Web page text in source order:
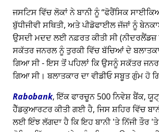
ਜਸਟਿਸ ਵਿੱਚ ਲੋਕਾਂ ਨੇ ਬਾਨੀ ਨੂੰ ਫੋਰੈਂਸਿਕ
ਬੁੱਧੀਜੀਵੀ ਸਥਿਤੀ, ਅਤੇ ਪੀਡੋਫਾਈਲ ਜੱਜਾਂ ਨੂੰ
ਉਸਦੀ ਮਦਦ ਲਈ ਨਫ਼ਰਤ ਕੀਤੀ ਸੀ (ਨੀਦਰਲੈਂਡਜ਼
ਸਕੱਤਰ ਜਨਰਲ ਨੂੰ ਤੁਰਕੀ ਵਿੱਚ ਬੱਚਿਆਂ ਦੇ
ਗਿਆ ਸੀ - ਇਸ ਤੋਂ ਪਹਿਲਾਂ ਕਿ ਉਸਨੂੰ ਸਕੱਤਰ
ਗਿਆ ਸੀ। ਬਲਾਤਕਾਰ ਦਾ ਵੀਡੀਓ ਸਬੂਤ ਗੁੰਮ ਹੋ
Rabobank, ਇੱਕ ਫਾਰਚੂਨ 500 ਨਿਵੇਸ਼ ਬੈਂਕ,
ਹੈੱਡਕੁਆਰਟਰ ਕੀਤੀ ਗਈ ਹੈ, ਜਿਸ ਸ਼ਹਿਰ ਵਿੱਚ
ਲਈ ਇੰਝ ਲੱਗਦਾ ਹੈ ਕਿ ਇਹ ਬਾਨੀ 'ਤੇ ਨਿੱਜੀ ਤੌਰ